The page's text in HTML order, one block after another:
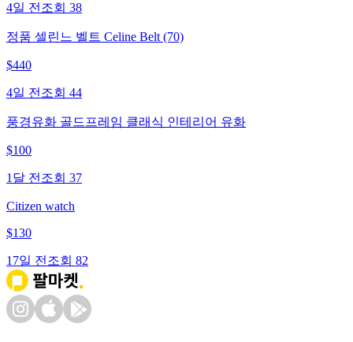
4일 전 조회 38
정품 셀린느 벨트 Celine Belt (70)
$440
4일 전 조회 44
풍경유화 골드프레임 클래식 인테리어 유화
$100
1달 전 조회 37
Citizen watch
$130
17일 전 조회 82